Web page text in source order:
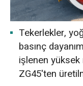
Tekerlekler,
basınç
işlenen
ZG45'ten